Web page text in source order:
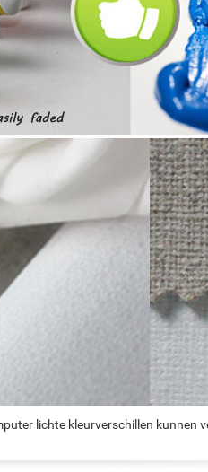
lichte kleurverschillen